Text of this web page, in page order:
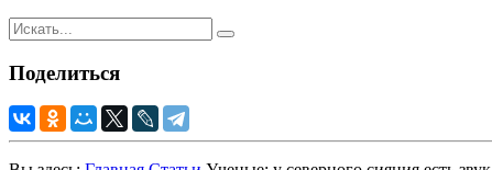
Поделиться